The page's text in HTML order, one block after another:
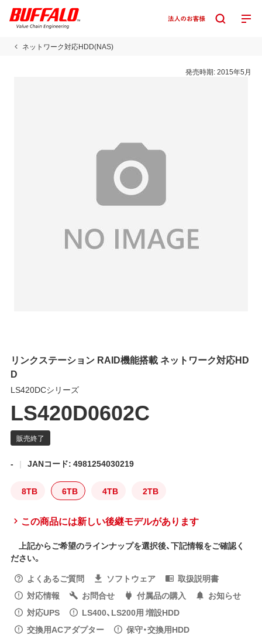
ネットワーク対応HDD(NAS)
発売時期:2015年5月
リンクステーション RAID機能搭載 ネットワーク対応HD
D
LS420DCシリーズ
LS420D0602C
- JANコード: 4981254030219
8TB 6TB 4TB 2TB
この商品には新しい後継モデルがあります
上記からご希望のラインナップを選択後、下記情報をご確認く
ださい。
よくあるご質問
ソフトウェア
取扱説明書
対応情報
お問合せ 付属品の購入
お知らせ
対応UPS
LS400、LS200用 増設HDD
交換用ACアダプター
保守・交換用HDD